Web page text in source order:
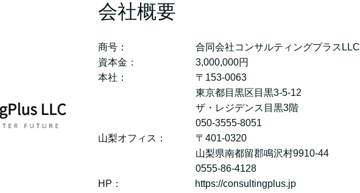
会社概要
商号： 合同会社コンサルティングプラスLLC
資本金： 3,000,000円
本社： 〒153-0063
東京都目黒区目黒3-5-12
ザ・レジデンス目黒3階
050-3555-8051
山梨オフィス： 〒401-0320
山梨県南都留郡鳴沢村9910-44
0555-86-4128
HP： https://consultingplus.jp